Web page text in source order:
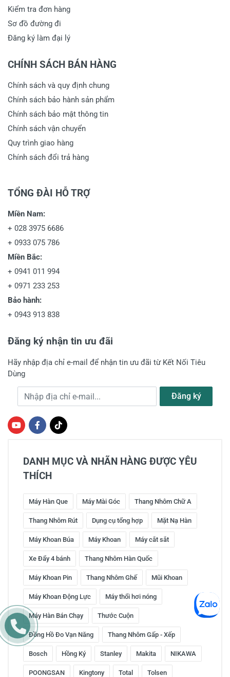
Kiểm tra đơn hàng
Sơ đồ đường đi
Đăng ký làm đại lý
CHÍNH SÁCH BÁN HÀNG
Chính sách và quy định chung
Chính sách bảo hành sản phẩm
Chính sách bảo mật thông tin
Chính sách vận chuyển
Quy trình giao hàng
Chính sách đổi trả hàng
TỔNG ĐÀI HỖ TRỢ
Miền Nam:
+ 028 3975 6686
+ 0933 075 786
Miền Bắc:
+ 0941 011 994
+ 0971 233 253
Bảo hành:
+ 0943 913 838
Đăng ký nhận tin ưu đãi
Hãy nhập địa chỉ e-mail để nhận tin ưu đãi từ Kết Nối Tiêu
Dùng
Địa chỉ e-mail Đăng ký
DANH MỤC VÀ NHÃN HÀNG ĐƯỢC YÊU
THÍCH
Máy Hàn Que Máy Mài Góc Thang Nhôm Chữ A
Thang Nhôm Rút Dụng cụ tổng hợp Mặt Nạ Hàn
Máy Khoan Búa Máy Khoan Máy cắt sắt
Xe Đẩy 4 bánh Thang Nhôm Hàn Quốc
Máy Khoan Pin Thang Nhôm Ghế Mũi Khoan
Máy Khoan Động Lực Máy thổi hơi nóng
Máy Hàn Bán Chạy Thước Cuộn
Đồng Hồ Đo Vạn Năng Thang Nhôm Gấp - Xếp
Bosch Hồng Ký Stanley Makita NIKAWA
POONGSAN Kingtony Total Tolsen